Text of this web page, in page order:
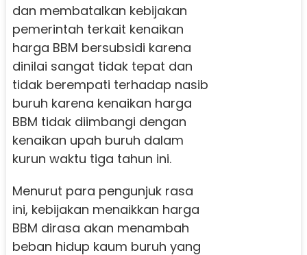
dan membatalkan kebijakan
pemerintah terkait kenaikan
harga BBM bersubsidi karena
dinilai sangat tidak tepat dan
tidak berempati terhadap nasib
buruh karena kenaikan harga
BBM tidak diimbangi dengan
kenaikan upah buruh dalam
kurun waktu tiga tahun ini.
Menurut para pengunjuk rasa
ini, kebijakan menaikkan harga
BBM dirasa akan menambah
beban hidup kaum buruh yang